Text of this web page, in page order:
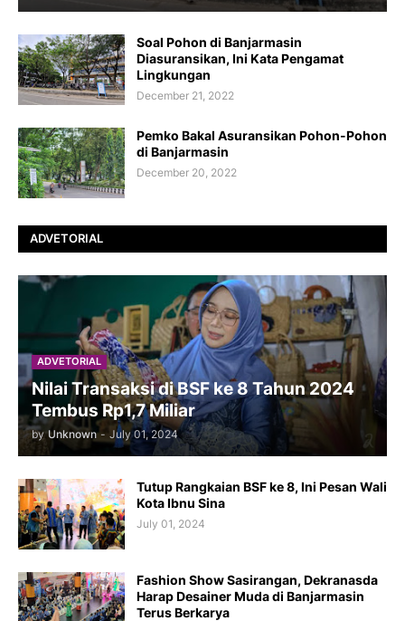
Soal Pohon di Banjarmasin
Diasuransikan, Ini Kata Pengamat
Lingkungan
December 21, 2022
Pemko Bakal Asuransikan Pohon-Pohon
di Banjarmasin
December 20, 2022
ADVETORIAL
ADVETORIAL
Nilai Transaksi di BSF ke 8 Tahun 2024
Tembus Rp1,7 Miliar
by Unknown - July 01, 2024
Tutup Rangkaian BSF ke 8, Ini Pesan Wali
Kota Ibnu Sina
July 01, 2024
Fashion Show Sasirangan, Dekranasda
Harap Desainer Muda di Banjarmasin
Terus Berkarya